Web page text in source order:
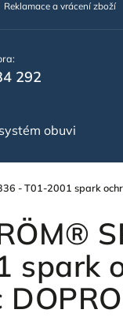
Reklamace a vrácení zboží
292
obuvi
- T01-2001 spark
spark